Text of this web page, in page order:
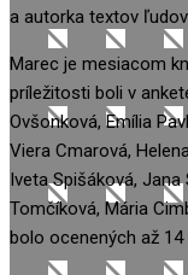
a autorka textov
Marec je mesiacom
príležitosti boli v
Ovšonková, Emília
Viera Cmarová,
Iveta Spišáková,
Tomčíková, Mária
bolo ocenených až 14